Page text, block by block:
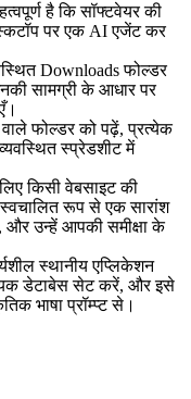
है कि सॉफ्टवेयर की
पर एक AI एजेंट कर
Downloads फोल्डर
सामग्री के आधार पर
फोल्डर को पढ़ें, प्रत्येक
स्प्रेडशीट में
किसी वेबसाइट की
स्वचालित रूप से एक सारांश
और उन्हें आपकी समीक्षा के
स्थानीय एप्लिकेशन
डेटाबेस सेट करें, और इसे
भाषा प्रॉम्प्ट से।